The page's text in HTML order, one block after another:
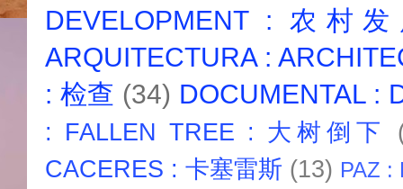
DEVELOPMENT : 农村
ARQUITECTURA :
: 检查 (34) DOCUMENTAL :
: FALLEN TREE : 大树倒下
CACERES : 卡塞雷斯 (13) PAZ :